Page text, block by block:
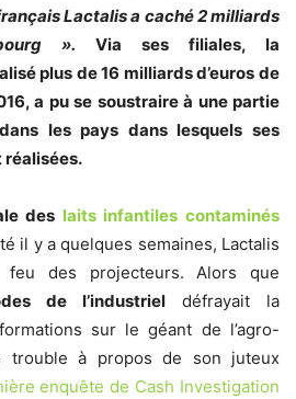
Lactalis a caché 2 milliards
». Via ses filiales, la
plus de 16 milliards d’euros de
a pu se soustraire à une partie
les pays dans lesquels ses
des laits infantiles contaminés
il y a quelques semaines, Lactalis
des projecteurs. Alors que
de l’industriel défrayait la
sur le géant de l’agro-
trouble à propos de son juteux
enquête de Cash Investigation